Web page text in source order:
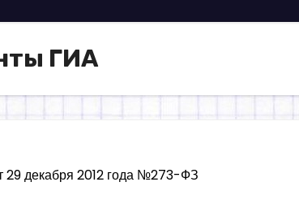
ГИА
29 декабря 2012 года №273-ФЗ